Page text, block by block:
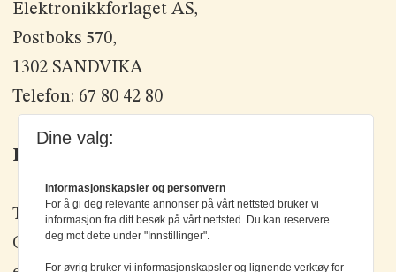
Elektronikkforlaget AS,
Postboks 570,
1302 SANDVIKA
Telefon: 67 80 42 80
Kontakt oss
Tlf: +47 67 80 42 80
Olav Brunborgs vei 6, 1396 Billingstad
Dine valg:
Informasjonskapsler og personvern
For å gi deg relevante annonser på vårt nettsted bruker vi
informasjon fra ditt besøk på vårt nettsted. Du kan reservere
deg mot dette under "Innstillinger".
For øvrig bruker vi informasjonskapsler og lignende verktøy for